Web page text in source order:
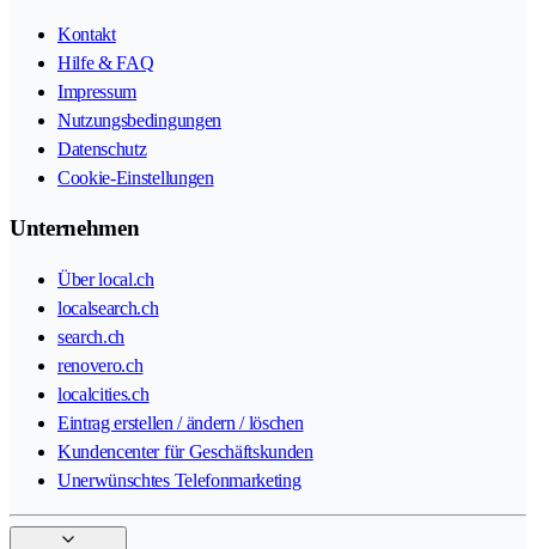
Kontakt
Hilfe & FAQ
Impressum
Nutzungsbedingungen
Datenschutz
Cookie-Einstellungen
Unternehmen
Über local.ch
localsearch.ch
search.ch
renovero.ch
localcities.ch
Eintrag erstellen / ändern / löschen
Kundencenter für Geschäftskunden
Unerwünschtes Telefonmarketing